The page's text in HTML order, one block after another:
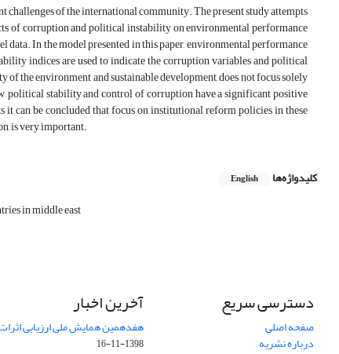
of the international community. The present study attempts
of corruption and political instability on environmental performance
data. In the model presented in this paper, environmental performance
indices are used to indicate the corruption variables and political
the environment and sustainable development, does not focus solely
political stability and control of corruption have a significant positive
can be concluded that focus on institutional reform policies in these
is very important.
کلیدواژه‌ها English
in middle east
دسترسی سریع
صفحه اصلی
درباره نشریه
آخرین اخبار
هفدهمین همایش ملی ارزیابی
1398-11-16